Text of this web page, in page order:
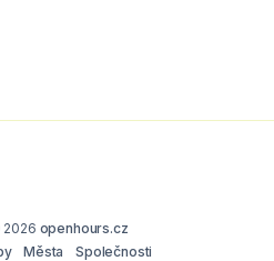
2026 openhours.cz
Města
Společnosti